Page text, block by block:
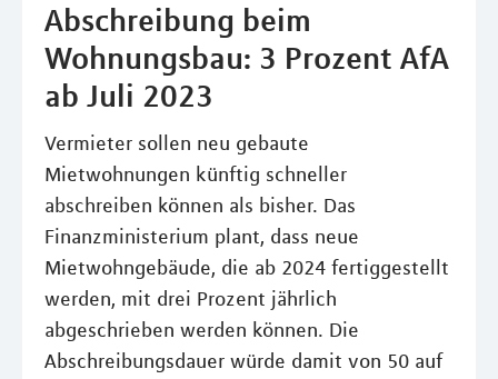
Abschreibung beim
Wohnungsbau: 3 Prozent AfA
ab Juli 2023
Vermieter sollen neu gebaute
Mietwohnungen künftig schneller
abschreiben können als bisher. Das
Finanzministerium plant, dass neue
Mietwohngebäude, die ab 2024 fertiggestellt
werden, mit drei Prozent jährlich
abgeschrieben werden können. Die
Abschreibungsdauer würde damit von 50 auf